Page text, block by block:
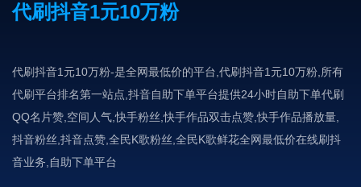
代刷抖音1元10万粉
代刷抖音1元10万粉-是全网最低价的平台,代刷抖音1元10万粉,所有
代刷平台排名第一站点,抖音自助下单平台提供24小时自助下单代刷
QQ名片赞,空间人气,快手粉丝,快手作品双击点赞,快手作品播放量,
抖音粉丝,抖音点赞,全民K歌粉丝,全民K歌鲜花全网最低价在线刷抖
音业务,自助下单平台